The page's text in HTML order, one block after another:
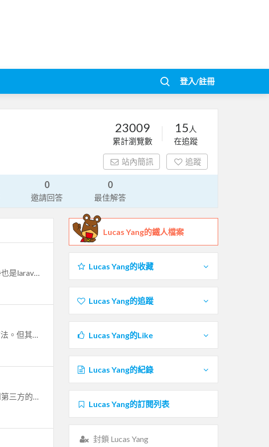
登入/註冊
23009
累計瀏覽數
15 人
在追蹤
站內簡訊 追蹤
0
邀請回答
0
最佳解答
Lucas Yang的鐵人檔案
Lucas Yang的收藏
Lucas Yang的追蹤
Lucas Yang的Like
Lucas Yang的紀錄
Lucas Yang的訂閱列表
封鎖 Lucas Yang